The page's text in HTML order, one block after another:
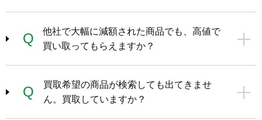
Q
他社で大幅に減額された商品でも、高値で
買い取ってもらえますか？
Q
買取希望の商品が検索しても出てきませ
ん。買取していますか？